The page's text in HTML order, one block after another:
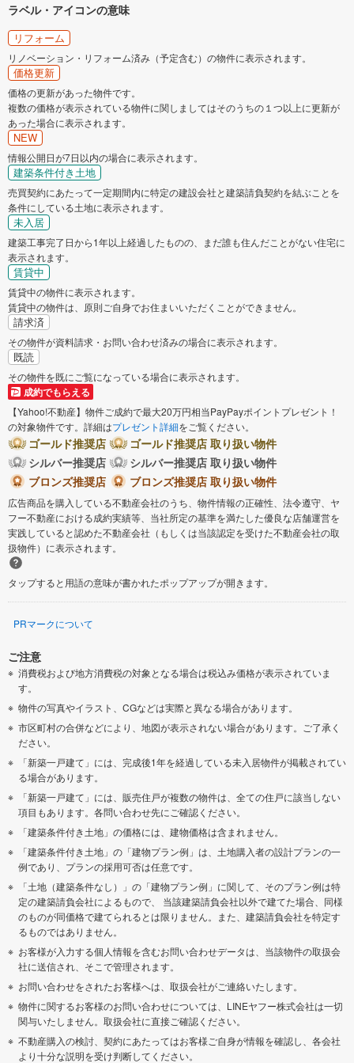
ラベル・アイコンの意味
リフォーム
リノベーション・リフォーム済み（予定含む）の物件に表示されます。
価格更新
価格の更新があった物件です。
複数の価格が表示されている物件に関しましてはそのうちの１つ以上に更新が
あった場合に表示されます。
NEW
情報公開日が7日以内の場合に表示されます。
建築条件付き土地
売買契約にあたって一定期間内に特定の建設会社と建築請負契約を結ぶことを
条件にしている土地に表示されます。
未入居
建築工事完了日から1年以上経過したものの、まだ誰も住んだことがない住宅に
表示されます。
賃貸中
賃貸中の物件に表示されます。
賃貸中の物件は、原則ご自身でお住まいいただくことができません。
請求済
その物件が資料請求・お問い合わせ済みの場合に表示されます。
既読
その物件を既にご覧になっている場合に表示されます。
成約でもらえる
【Yahoo!不動産】物件ご成約で最大20万円相当PayPayポイントプレゼント！
の対象物件です。詳細はプレゼント詳細をご覧ください。
ゴールド推奨店
ゴールド推奨店 取り扱い物件
シルバー推奨店
シルバー推奨店 取り扱い物件
ブロンズ推奨店
ブロンズ推奨店 取り扱い物件
広告商品を購入している不動産会社のうち、物件情報の正確性、法令遵守、ヤ
フー不動産における成約実績等、当社所定の基準を満たした優良な店舗運営を
実践していると認めた不動産会社（もしくは当該認定を受けた不動産会社の取
扱物件）に表示されます。
タップすると用語の意味が書かれたポップアップが開きます。
PRマークについて
ご注意
消費税および地方消費税の対象となる場合は税込み価格が表示されていま
す。
物件の写真やイラスト、CGなどは実際と異なる場合があります。
市区町村の合併などにより、地図が表示されない場合があります。ご了承く
ださい。
「新築一戸建て」には、完成後1年を経過している未入居物件が掲載されてい
る場合があります。
「新築一戸建て」には、販売住戸が複数の物件は、全ての住戸に該当しない
項目もあります。各問い合わせ先にご確認ください。
「建築条件付き土地」の価格には、建物価格は含まれません。
「建築条件付き土地」の「建物プラン例」は、土地購入者の設計プランの一
例であり、プランの採用可否は任意です。
「土地（建築条件なし）」の「建物プラン例」に関して、そのプラン例は特
定の建築請負会社によるもので、 当該建築請負会社以外で建てた場合、同様
のものが同価格で建てられるとは限りません。また、建築請負会社を特定す
るものではありません。
お客様が入力する個人情報を含むお問い合わせデータは、当該物件の取扱会
社に送信され、そこで管理されます。
お問い合わせをされたお客様へは、取扱会社がご連絡いたします。
物件に関するお客様のお問い合わせについては、LINEヤフー株式会社は一切
関与いたしません。取扱会社に直接ご確認ください。
不動産購入の検討、契約にあたってはお客様ご自身が情報を確認し、各会社
より十分な説明を受け判断してください。